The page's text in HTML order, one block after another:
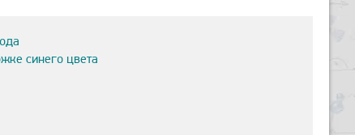
синего цвета